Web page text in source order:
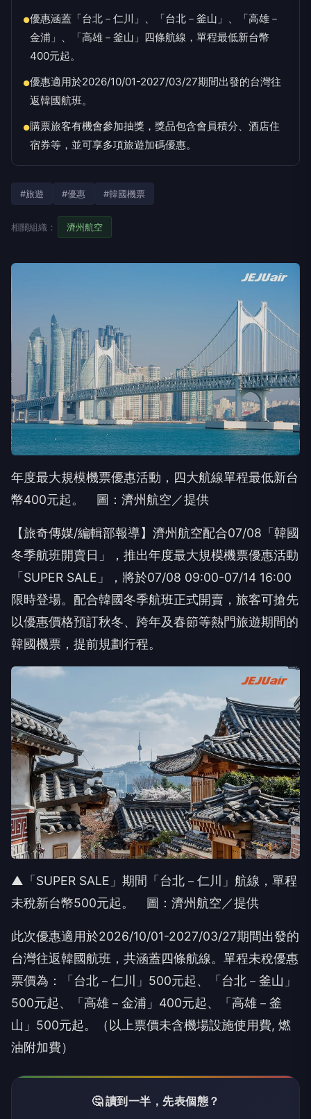
●優惠涵蓋「台北－仁川」、「台北－釜山」、「高雄－
金浦」、「高雄－釜山」四條航線，單程最低新台幣
400元起。
●優惠適用於2026/10/01-2027/03/27期間出發的台灣往
返韓國航班。
●購票旅客有機會參加抽獎，獎品包含會員積分、酒店住
宿券等，並可享多項旅遊加碼優惠。
#旅遊 #優惠 #韓國機票
相關組織： 濟州航空
年度最大規模機票優惠活動，四大航線單程最低新台
幣400元起。 圖：濟州航空／提供
【旅奇傳媒/編輯部報導】濟州航空配合07/08「韓國
冬季航班開賣日」，推出年度最大規模機票優惠活動
「SUPER SALE」，將於07/08 09:00-07/14 16:00
限時登場。配合韓國冬季航班正式開賣，旅客可搶先
以優惠價格預訂秋冬、跨年及春節等熱門旅遊期間的
韓國機票，提前規劃行程。
▲「SUPER SALE」期間「台北－仁川」航線，單程
未稅新台幣500元起。 圖：濟州航空／提供
此次優惠適用於2026/10/01-2027/03/27期間出發的
台灣往返韓國航班，共涵蓋四條航線。單程未稅優惠
票價為：「台北－仁川」500元起、「台北－釜山」
500元起、「高雄－金浦」400元起、「高雄－釜
山」500元起。（以上票價未含機場設施使用費, 燃
油附加費）
🤔 讀到一半，先表個態？